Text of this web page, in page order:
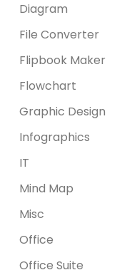
Diagram
File Converter
Flipbook Maker
Flowchart
Graphic Design
Infographics
IT
Mind Map
Misc
Office
Office Suite